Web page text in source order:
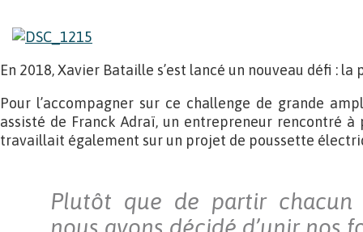
En 2018, Xavier Bataille s’est lancé un nouveau défi :
Pour l’accompagner sur ce challenge de grande
assisté de Franck Adraï, un entrepreneur rencontré
travaillait également sur un projet de poussette
Plutôt que de partir